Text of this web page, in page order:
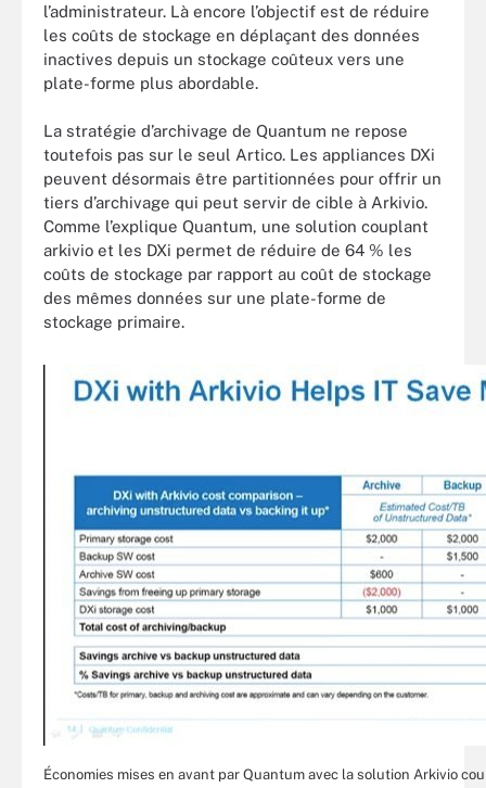
l’administrateur. Là encore l’objectif est de réduire
les coûts de stockage en déplaçant des données
inactives depuis un stockage coûteux vers une
plate-forme plus abordable.
La stratégie d’archivage de Quantum ne repose
toutefois pas sur le seul Artico. Les appliances DXi
peuvent désormais être partitionnées pour offrir un
tiers d’archivage qui peut servir de cible à Arkivio.
Comme l’explique Quantum, une solution couplant
arkivio et les DXi permet de réduire de 64 % les
coûts de stockage par rapport au coût de stockage
des mêmes données sur une plate-forme de
stockage primaire.
Économies mises en avant par Quantum avec la solution Arkivio